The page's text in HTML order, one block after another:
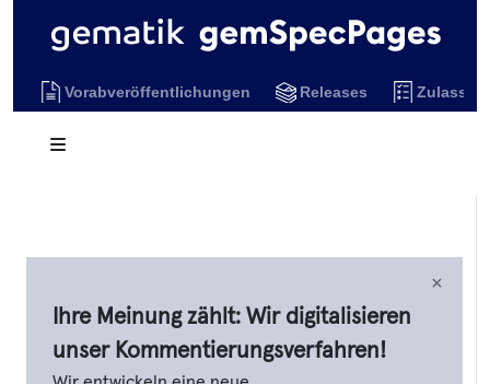
Vorabveröffentlichungen Releases
×
Ihre Meinung zählt: Wir digitalisieren
unser Kommentierungsverfahren!